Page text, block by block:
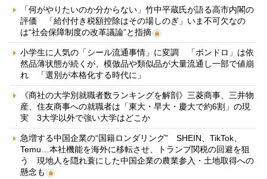
「何がやりたいのか分からない」竹中平蔵氏が語る高市内閣の
評価 「給付付き税額控除はその場しのぎ」いま不可欠なの
は“社会保障制度の改革議論”と指摘
小学生に人気の「シール流通事情」に変調 「ボンドロ」は依
然品薄状態が続くが、模倣品や類似品が大量流通し一部で値崩
れ 「選別が本格化する時代に」
《商社の大学別就職者数ランキングを解剖》三菱商事、三井物
産、住友商事への就職者は「東大・早大・慶大で約6割」の現
実 3大学以外で強い大学はどこか
急増する中国企業の“国籍ロンダリング” SHEIN、TikTok、
Temu…本社機能を海外に移転させ、トランプ関税の回避を狙
う 現地人を隠れ蓑にした中国企業の農業参入・土地取得への
懸念も